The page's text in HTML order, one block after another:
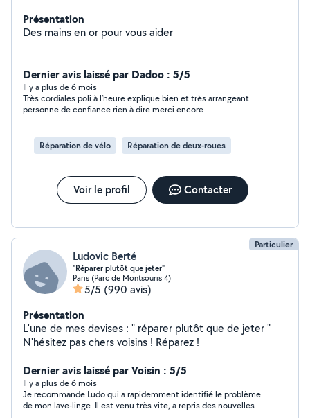
Présentation
Des mains en or pour vous aider
Dernier avis laissé par Dadoo : 5/5
Il y a plus de 6 mois
Très cordiales poli à l’heure explique bien et très arrangeant
personne de confiance rien à dire merci encore
Réparation de vélo Réparation de deux-roues
Voir le profil Contacter
Particulier
Ludovic Berté
"Réparer plutôt que jeter"
Paris (Parc de Montsouris 4)
5/5 (990 avis)
Présentation
L'une de mes devises : " réparer plutôt que de jeter "
N'hésitez pas chers voisins ! Réparez !
Dernier avis laissé par Voisin : 5/5
Il y a plus de 6 mois
Je recommande Ludo qui a rapidemment identifié le problème
de mon lave-linge. Il est venu très vite, a repris des nouvelles